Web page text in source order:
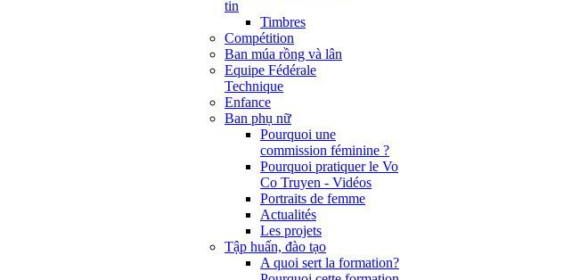
tin
Timbres
Compétition
Ban múa rồng và lân
Equipe Fédérale
Technique
Enfance
Ban phụ nữ
Pourquoi une
commission féminine ?
Pourquoi pratiquer le Vo
Co Truyen - Vidéos
Portraits de femme
Actualités
Les projets
Tập huấn, đào tạo
A quoi sert la formation?